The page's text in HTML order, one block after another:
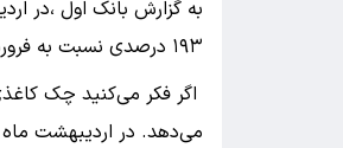
۱۹۳ درصدی نسبت به فروردین و ۳۱ درصد سهم دسته‌چک‌های الکترونیک.
اگر فکر می‌کنید چک
می‌دهد. در اردیبهشت